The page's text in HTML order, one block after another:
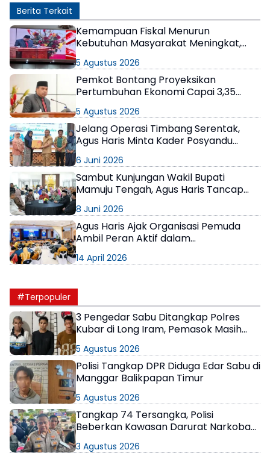
Berita Terkait
Kemampuan Fiskal Menurun
Kebutuhan Masyarakat Meningkat,
Tahun yang Mudah
5 Agustus 2026
Pemkot Bontang Proyeksikan
Pertumbuhan Ekonomi Capai 3,35
5 Agustus 2026
Jelang Operasi Timbang Serentak,
Agus Haris Minta Kader Posyandu
6 Juni 2026
Sambut Kunjungan Wakil Bupati
Mamuju Tengah, Agus Haris Tancap
Bontang-Mamuju
8 Juni 2026
Agus Haris Ajak Organisasi Pemuda
Ambil Peran Aktif dalam
14 April 2026
#Terpopuler
3 Pengedar Sabu Ditangkap Polres
Kubar di Long Iram, Pemasok Masih
5 Agustus 2026
Polisi Tangkap DPR Diduga Edar Sabu di
Manggar Balikpapan Timur
5 Agustus 2026
Tangkap 74 Tersangka, Polisi
Beberkan Kawasan Darurat Narkoba
3 Agustus 2026